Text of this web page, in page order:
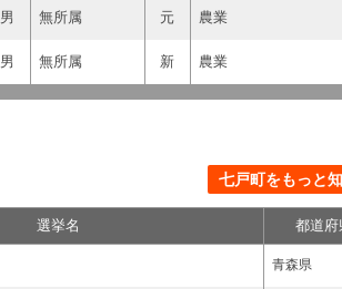
男 無所属 元 農業
男 無所属 新 農業
七戸町をもっと知
選挙名 都道府
青森県